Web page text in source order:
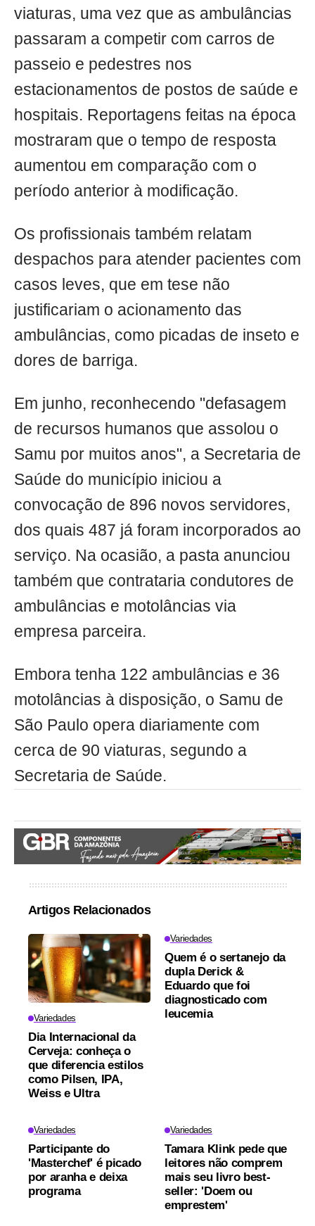
viaturas, uma vez que as ambulâncias
passaram a competir com carros de
passeio e pedestres nos
estacionamentos de postos de saúde e
hospitais. Reportagens feitas na época
mostraram que o tempo de resposta
aumentou em comparação com o
período anterior à modificação.
Os profissionais também relatam
despachos para atender pacientes com
casos leves, que em tese não
justificariam o acionamento das
ambulâncias, como picadas de inseto e
dores de barriga.
Em junho, reconhecendo "defasagem
de recursos humanos que assolou o
Samu por muitos anos", a Secretaria de
Saúde do município iniciou a
convocação de 896 novos servidores,
dos quais 487 já foram incorporados ao
serviço. Na ocasião, a pasta anunciou
também que contrataria condutores de
ambulâncias e motolâncias via
empresa parceira.
Embora tenha 122 ambulâncias e 36
motolâncias à disposição, o Samu de
São Paulo opera diariamente com
cerca de 90 viaturas, segundo a
Secretaria de Saúde.
Artigos Relacionados
Variedades
Dia Internacional da
Cerveja: conheça o
que diferencia estilos
como Pilsen, IPA,
Weiss e Ultra
Variedades
Quem é o sertanejo da
dupla Derick &
Eduardo que foi
diagnosticado com
leucemia
Variedades
Participante do
'Masterchef' é picado
por aranha e deixa
programa
Variedades
Tamara Klink pede que
leitores não comprem
mais seu livro best-
seller: 'Doem ou
emprestem'